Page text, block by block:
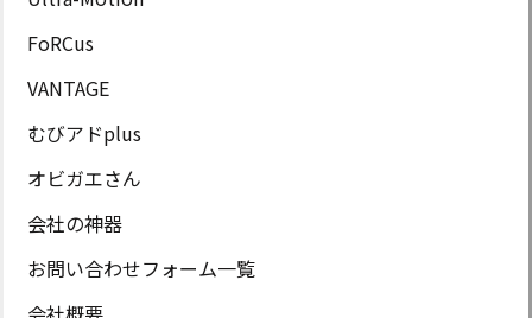
FoRCus
VANTAGE
むびアドplus
オビガエさん
会社の神器
お問い合わせフォーム一覧